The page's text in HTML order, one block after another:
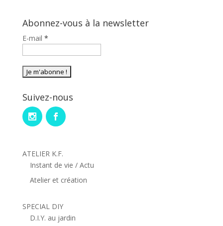
Abonnez-vous à la newsletter
E-mail *
Suivez-nous
ATELIER K.F.
Instant de vie / Actu
Atelier et création
SPECIAL DIY
D.I.Y. au jardin